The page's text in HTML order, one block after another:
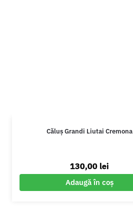
Căluș Grandi Liutai Cremona
130,00 lei
Adaugă în coș